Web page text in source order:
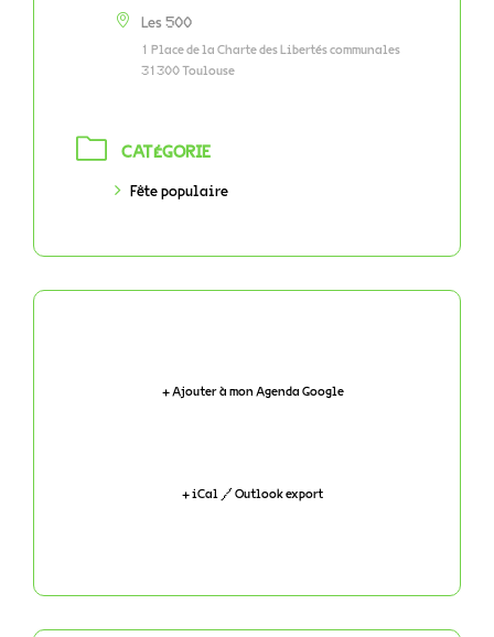
Les 500
1 Place de la Charte des Libertés communales
31300 Toulouse
CATÉGORIE
Fête populaire
+ Ajouter à mon Agenda Google
+ iCal / Outlook export